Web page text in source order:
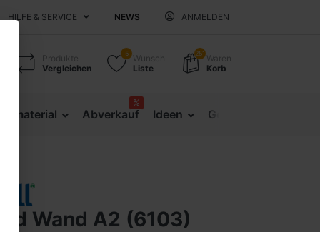
HILFE & SERVICE NEWS ANMELDEN
Produkte
Vergleichen
5
Wunsch
Liste
251
Waren
Korb
Abverkauf
%
Ideen
Wand A2 (6103)